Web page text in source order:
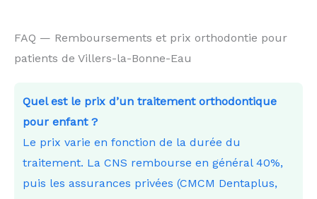
FAQ — Remboursements et prix orthodontie pour
patients de Villers-la-Bonne-Eau
Quel est le prix d’un traitement orthodontique
pour enfant ?
Le prix varie en fonction de la durée du
traitement. La CNS rembourse en général 40%,
puis les assurances privées (CMCM Dentaplus,